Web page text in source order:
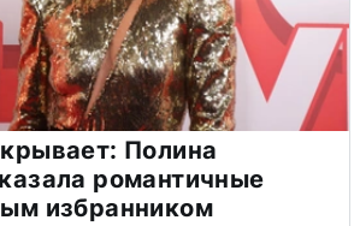
Полина
романтичные
избранником